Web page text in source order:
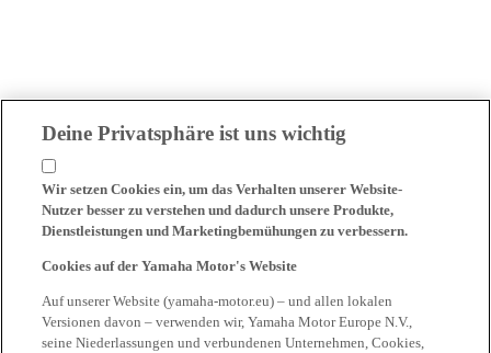
Deine Privatsphäre ist uns wichtig
Wir setzen Cookies ein, um das Verhalten unserer Website-
Nutzer besser zu verstehen und dadurch unsere Produkte,
Dienstleistungen und Marketingbemühungen zu verbessern.
Cookies auf der Yamaha Motor's Website
Auf unserer Website (yamaha-motor.eu) – und allen lokalen
Versionen davon – verwenden wir, Yamaha Motor Europe N.V.,
seine Niederlassungen und verbundenen Unternehmen, Cookies,